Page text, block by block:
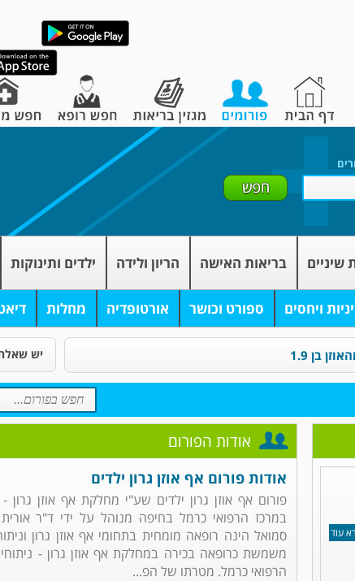
שיניים בריאות האישה הריון ולידה ילדים ותינוקות
ויחסים ספורט וכושר אורטופדיה מחלות
בן 1.9 יש
אודות הפורום
אודות פורום אף אוזן גרון ילדים
פורום אף אוזן גרון ילדים שע"י מחלקת אף אוזן גרון
במרכז הרפואי כרמל בחיפה מנוהל על ידי ד"ר
סמואל הינה רופאה מומחית בתחומי אף אוזן גרון
משמשת כרופאה בכירה במחלקת אף אוזן גרון -
הרפואי כרמל. מטרתו של הפ...
עוד